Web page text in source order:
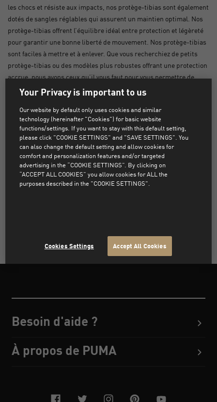
les chocs et résiste aux impacts, nos protège-tibias sont également
dotés de sangles réglables qui assurent un maintien optimal. Nos
protège-tibias offrent l’équilibre idéal entre protection et légèreté
pour garantir une bonne liberté de mouvement. Nos protège-tibias
sont faciles à mettre et à enlever. Que vous recherchiez de petits
protège-tibias ou des modèles plus robustes offrant une protection
accrue, nous avons ceux qu’il vous faut pour vous permettre de
libérer votre rapidité sur le terrain. Nos protège-tibias PUMA vous
permettront de jouer avec fierté et en toute confiance. Acheter
maintenant.
AUCUN PRODUIT TROUVÉ
Désolé, les produits qui correspondent aux filtres
sélectionnés sont introuvables.
Besoin d'aide ?
À propos de PUMA
Your Privacy is important to us
Our website by default only uses cookies and similar
technology (hereinafter "Cookies") for basic website
functions/settings. If you want to stay with this default setting,
please click "COOKIE SETTINGS" and "SAVE SETTINGS". You
can also change the default setting and allow cookies for
comfort and personalization features and/or targeted
advertising in the “COOKIE SETTINGS”. By clicking on
“ACCEPT ALL COOKIES” you allow cookies for ALL the
purposes described in the "COOKIE SETTINGS".
Cookies Settings Accept All Cookies